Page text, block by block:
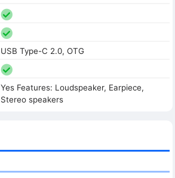
USB Type-C 2.0, OTG
Yes Features: Loudspeaker, Earpiece,
Stereo speakers